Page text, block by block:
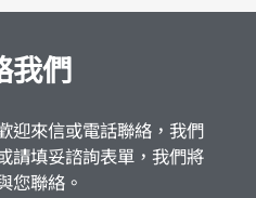
我們
迎來信或電話聯絡，我們
請填妥諮詢表單，我們將
您聯絡。